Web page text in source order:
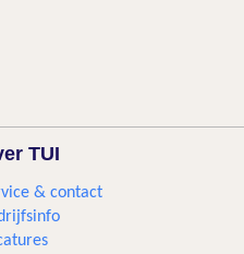
TUI
& contact